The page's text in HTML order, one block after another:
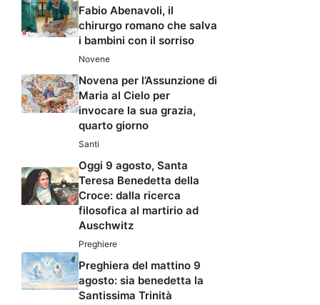
Fabio Abenavoli, il
chirurgo romano che salva
i bambini con il sorriso
Novene
Novena per l’Assunzione di
Maria al Cielo per
invocare la sua grazia,
quarto giorno
Santi
Oggi 9 agosto, Santa
Teresa Benedetta della
Croce: dalla ricerca
filosofica al martirio ad
Auschwitz
Preghiere
Preghiera del mattino 9
agosto: sia benedetta la
Santissima Trinità